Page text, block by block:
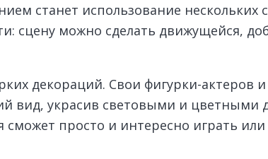
станет использование нескольких
сцену можно сделать движущейся,
декораций. Свои фигурки-актеров
вид, украсив световыми и цветными
просто и интересно играть